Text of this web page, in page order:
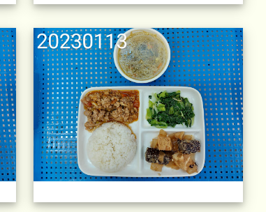
午餐擺盤 (上課日更新-111學年度)